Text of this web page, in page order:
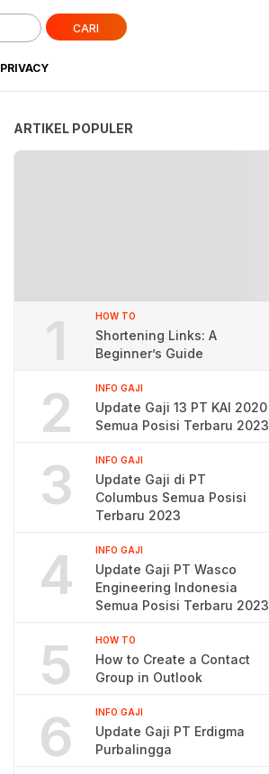
CARI
PRIVACY
ARTIKEL POPULER
1 HOW TO
Shortening Links: A
Beginner’s Guide
2 INFO GAJI
Update Gaji 13 PT KAI 2020
Semua Posisi Terbaru 2023
3 INFO GAJI
Update Gaji di PT
Columbus Semua Posisi
Terbaru 2023
4 INFO GAJI
Update Gaji PT Wasco
Engineering Indonesia
Semua Posisi Terbaru 2023
5 HOW TO
How to Create a Contact
Group in Outlook
6 INFO GAJI
Update Gaji PT Erdigma
Purbalingga